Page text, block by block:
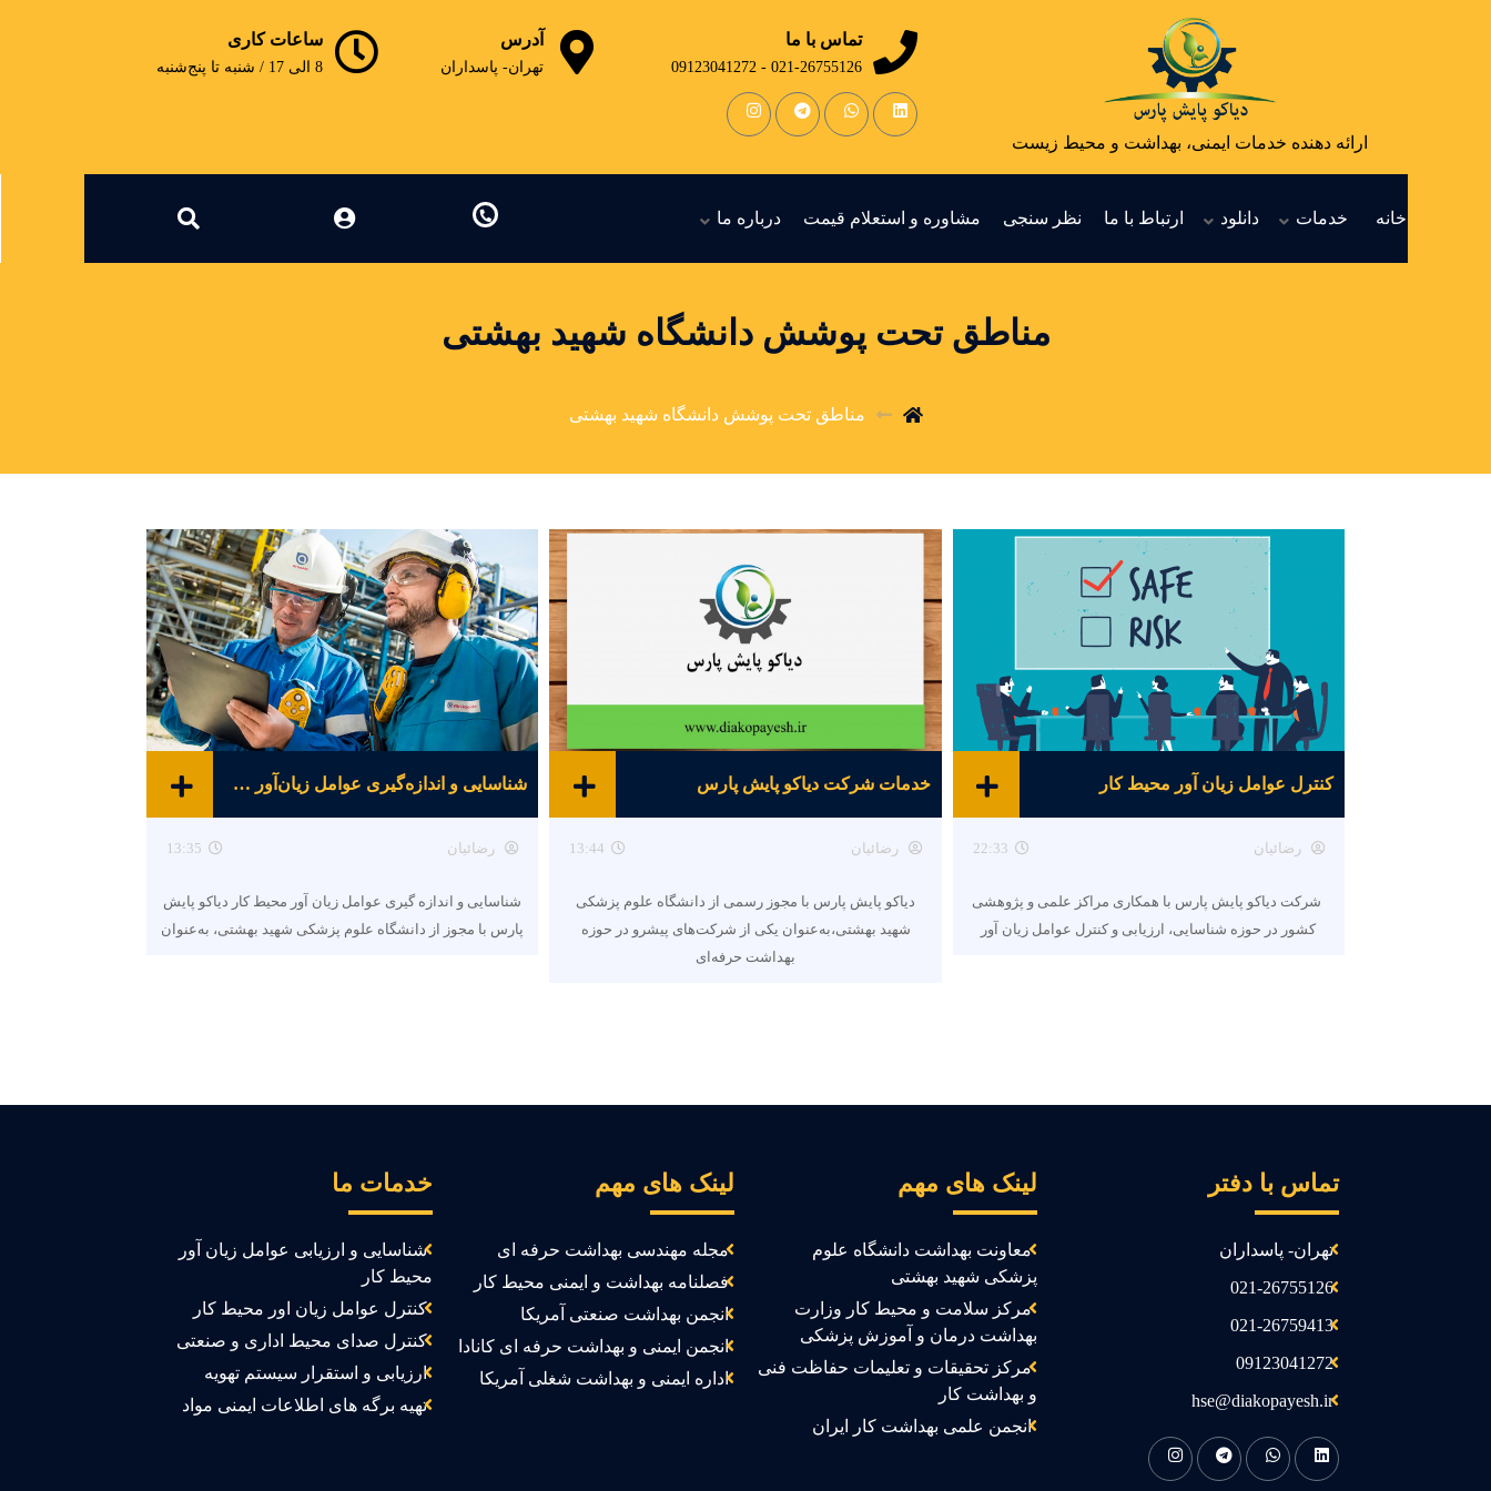
ارائه دهنده خدمات ایمنی، بهداشت و محیط زیست
تماس با ما
021-26755126 - 09123041272
آدرس
تهران- پاسداران
ساعات کاری
8 الی 17 / شنبه تا پنج‌شنبه
خانه خدمات دانلود ارتباط با ما نظر سنجی مشاوره و استعلام قیمت درباره ما
مناطق تحت پوشش دانشگاه شهید بهشتی
مناطق تحت پوشش دانشگاه شهید بهشتی
کنترل عوامل زیان آور محیط کار
رضائیان 22:33
شرکت دیاکو پایش پارس با همکاری مراکز علمی و پژوهشی
کشور در حوزه شناسایی، ارزیابی و کنترل عوامل زیان آور
خدمات شرکت دیاکو پایش پارس
رضائیان 13:44
دیاکو پایش پارس با مجوز رسمی از دانشگاه علوم پزشکی
شهید بهشتی،به‌عنوان یکی از شرکت‌های پیشرو در حوزه
بهداشت حرفه‌ای
شناسایی و اندازه‌گیری عوامل زیان‌آور محیط کار
رضائیان 13:35
شناسایی و اندازه گیری عوامل زیان آور محیط کار دیاکو پایش
پارس با مجوز از دانشگاه علوم پزشکی شهید بهشتی، به‌عنوان
تماس با دفتر
تهران- پاسداران
021-26755126
021-26759413
09123041272
hse@diakopayesh.ir
لینک های مهم
معاونت بهداشت دانشگاه علوم
پزشکی شهید بهشتی
مرکز سلامت و محیط کار وزارت
بهداشت درمان و آموزش پزشکی
مرکز تحقیقات و تعلیمات حفاظت فنی
و بهداشت کار
انجمن علمی بهداشت کار ایران
لینک های مهم
مجله مهندسی بهداشت حرفه ای
فصلنامه بهداشت و ایمنی محیط کار
انجمن بهداشت صنعتی آمریکا
انجمن ایمنی و بهداشت حرفه ای کانادا
اداره ایمنی و بهداشت شغلی آمریکا
خدمات ما
شناسایی و ارزیابی عوامل زیان آور
محیط کار
کنترل عوامل زیان اور محیط کار
کنترل صدای محیط اداری و صنعتی
ارزیابی و استقرار سیستم تهویه
تهیه برگه های اطلاعات ایمنی مواد